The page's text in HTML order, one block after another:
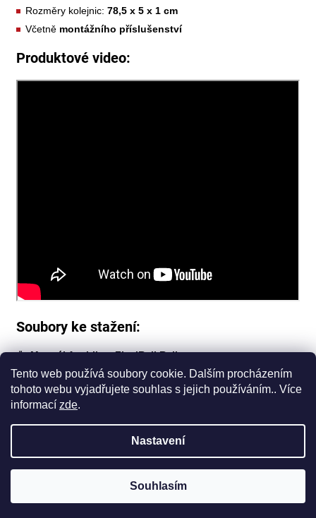
Tento web používá soubory cookie. Dalším procházením
tohoto webu vyjadřujete souhlas s jejich používáním.. Více
informací zde.
Nastavení
Souhlasím
Rozměry kolejnic: 78,5 x 5 x 1 cm
Včetně montážního příslušenství
Produktové video:
Soubory ke stažení:
⇓ Manuál Acebikes FlexiRail Railset
Leták Acebikes FlexiRail Railset
Z
Vytvořil Shoptet
Oficiální importér produktů
. Všechna práva vyhrazena.